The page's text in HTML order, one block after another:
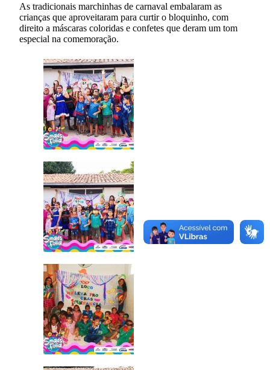
As tradicionais marchinhas de carnaval embalaram as
crianças que aproveitaram para curtir o bloquinho, com
direito a máscaras coloridas e confetes que deram um tom
especial na comemoração.